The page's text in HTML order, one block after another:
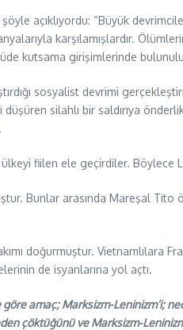
açıklıyordu: “Büyük
karşılamışlardır.
kutsama girişimlerinde
sosyalist devrimi
silahlı bir saldırıya
fiilen ele geçirdiler. Böylece
Bunlar arasında Mareşal
doğurmuştur. Vietnamlılara
de isyanlarına yol açtı.
göre amaç; Marksizm-
çöktüğünü ve Marksizm-